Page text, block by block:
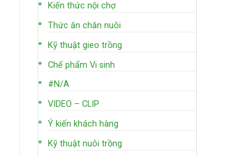
Kiến thức nội chợ
Thức ăn chăn nuôi
Kỹ thuật gieo trồng
Chế phẩm Vi sinh
#N/A
VIDEO – CLIP
Ý kiến khách hàng
Kỹ thuật nuôi trồng